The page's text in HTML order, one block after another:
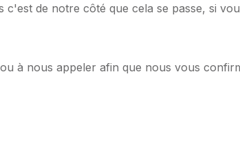
c'est de notre côté que cela se passe, si
à nous appeler afin que nous vous